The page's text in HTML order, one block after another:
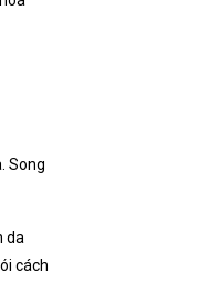
Song
da
cách